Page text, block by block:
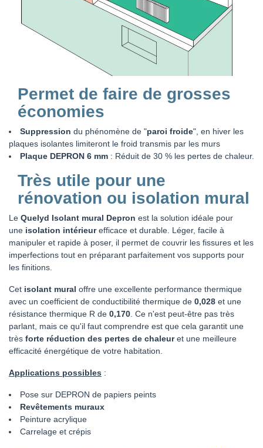
Permet de faire de grosses
économies
Suppression du phénomène de "paroi froide", en hiver les
plaques isolantes limiteront le froid transmis par les murs
Plaque DEPRON 6 mm : Réduit de 30 % les pertes de chaleur.
Très utile pour une
rénovation ou isolation mural
Le Quelyd Isolant mural Depron est la solution idéale pour
une isolation intérieurefficace et durable. Léger, facile à
manipuler et rapide à poser, il permet de couvrir les fissures et les
imperfections tout en préparant parfaitement vos supports pour
les finitions.
Cet isolant mural offre une excellente performance thermique
avec un coefficient de conductibilité thermique de 0,028 et une
résistance thermique R de 0,170 . Ce n'est peut-être pas très
parlant, mais ce qu'il faut comprendre est que cela garantit une
très forte réduction des pertes de chaleuret une meilleure
efficacité énergétique de votre habitation.
Applications possibles :
Pose sur DEPRON de papiers peints
Revêtements muraux
Peinture acrylique
Carrelage et crépis